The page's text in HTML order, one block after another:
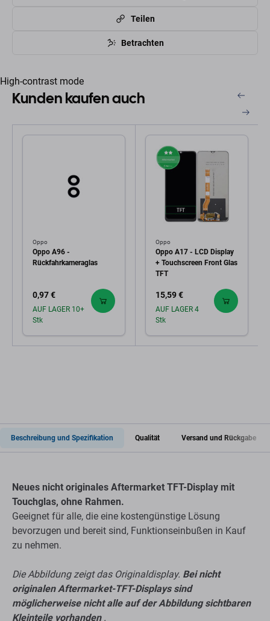
Teilen
Betrachten
High-contrast mode
Kunden kaufen auch
Oppo
Oppo A96 -
Rückfahrkameraglas
0,97 €
AUF LAGER 10+
Stk
Oppo
Oppo A17 - LCD Display
+ Touchscreen Front Glas
TFT
15,59 €
AUF LAGER 4
Stk
Beschreibung und Spezifikation Qualität Versand und Rückgabe
Neues nicht originales Aftermarket TFT-Display mit
Touchglas, ohne Rahmen.
Geeignet für alle, die eine kostengünstige Lösung
bevorzugen und bereit sind, Funktionseinbußen in Kauf
zu nehmen.
Die Abbildung zeigt das Originaldisplay. Bei nicht
originalen Aftermarket-TFT-Displays sind
möglicherweise nicht alle auf der Abbildung sichtbaren
Kleinteile vorhanden.